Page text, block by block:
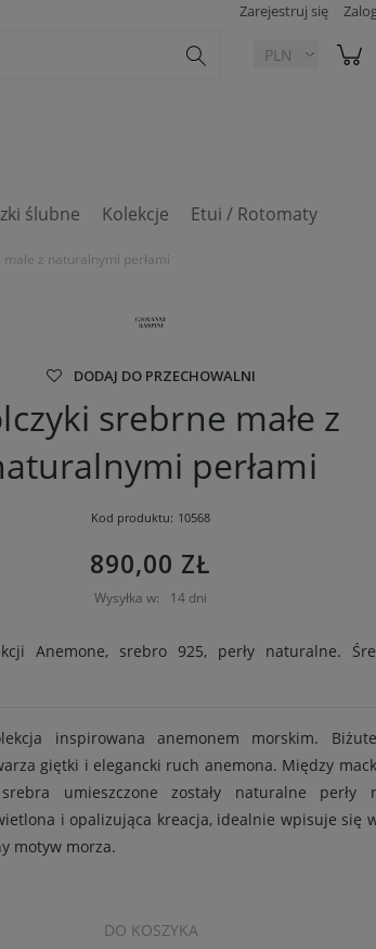
Zarejestruj się
ślubne Kolekcje Etui / Rotomaty
z naturalnymi perłami
DODAJ DO PRZECHOWALNI
srebrne małe z
perłami
Kod produktu: 10568
890,00 ZŁ
Wysyłka w: 14 dni
Anemone, srebro 925, perły naturalne.
inspirowana anemonem morskim.
giętki i elegancki ruch anemona. Między
umieszczone zostały naturalne perły
i opalizująca kreacja, idealnie wpisuje się
motyw morza.
DO KOSZYKA